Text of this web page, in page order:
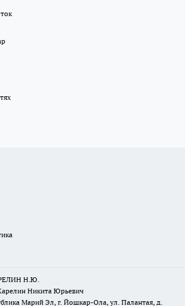
Н.Ю.
Никита Юрьевич
Марий Эл, г. Йошкар-Ола, ул. Палантая, д.